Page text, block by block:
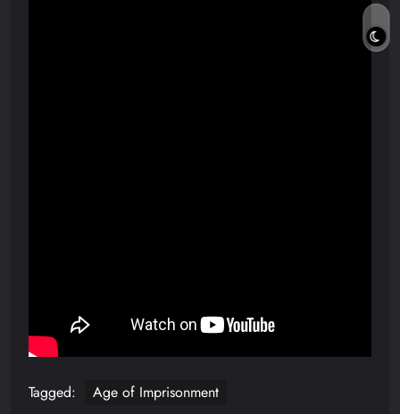
Tagged:
Age of Imprisonment